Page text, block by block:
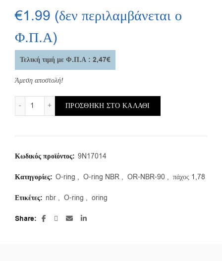
€1.99 (δεν περιλαμβάνεται ο
Φ.Π.Α)
Τελική τιμή με Φ.Π.Α : 2,47€
Άμεση αποστολή!
OR-NBR-90/8,73X1,78 (συσκευασία 50τμ.) ποσότητα
ΠΡΟΣΘΉΚΗ ΣΤΟ ΚΑΛΆΘΙ
Κωδικός προϊόντος: 9N17014
Κατηγορίες: O-ring , O-ring NBR , OR-NBR-90 , πάχος 1,78
Ετικέτες: nbr , O-ring , oring
Share